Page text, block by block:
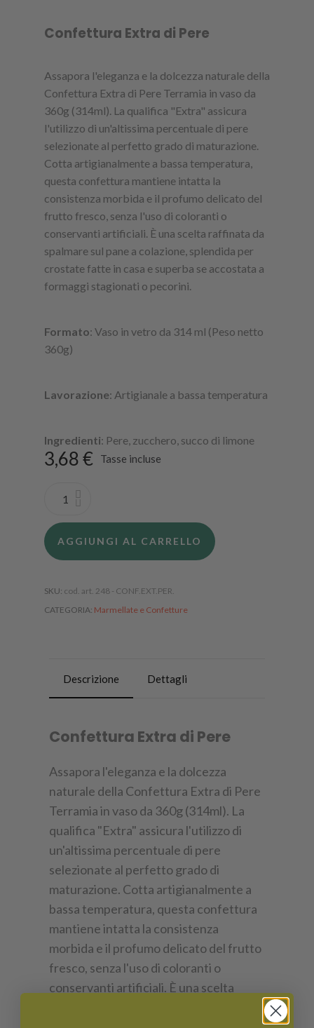
Confettura Extra di Pere
Assapora l'eleganza e la dolcezza naturale della
Confettura Extra di Pere Terramia in vaso da
360g (314ml). La qualifica "Extra" assicura
l'utilizzo di un'altissima percentuale di pere
selezionate al perfetto grado di maturazione.
Cotta artigianalmente a bassa temperatura,
questa confettura mantiene intatta la
consistenza morbida e il profumo delicato del
frutto fresco, senza l'uso di coloranti o
conservanti artificiali. È una scelta raffinata da
spalmare sul pane a colazione, splendida per
crostate fatte in casa e superba se accostata a
formaggi stagionati o pecorini.
Formato: Vaso in vetro da 314 ml (Peso netto
360g)
Lavorazione: Artigianale a bassa temperatura
Ingredienti: Pere, zucchero, succo di limone
3,68 € Tasse incluse
AGGIUNGI AL CARRELLO
SKU cod. art. 248 - CONF.EXT.PER.
CATEGORIA Marmellate e Confetture
Descrizione Dettagli
Confettura Extra di Pere
Assapora l'eleganza e la dolcezza
naturale della Confettura Extra di Pere
Terramia in vaso da 360g (314ml). La
qualifica "Extra" assicura l'utilizzo di
un'altissima percentuale di pere
selezionate al perfetto grado di
maturazione. Cotta artigianalmente a
bassa temperatura, questa confettura
mantiene intatta la consistenza
morbida e il profumo delicato del frutto
fresco, senza l'uso di coloranti o
conservanti artificiali. È una scelta